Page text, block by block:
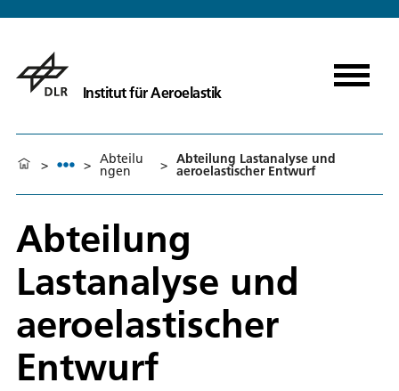
Institut für Aeroelastik
> > Abteilu
ngen > Abteilung Lastanalyse und
aeroelastischer Entwurf
Abteilung
Lastanalyse und
aeroelastischer
Entwurf